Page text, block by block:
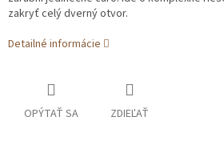
zakryť celý dverný otvor.
Detailné informácie
OPÝTAŤ SA ZDIEĽAŤ